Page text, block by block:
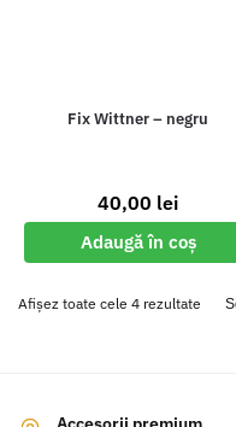
Fix Wittner – negru
40,00 lei
Adaugă în coș
Afișez toate cele 4 rezultate